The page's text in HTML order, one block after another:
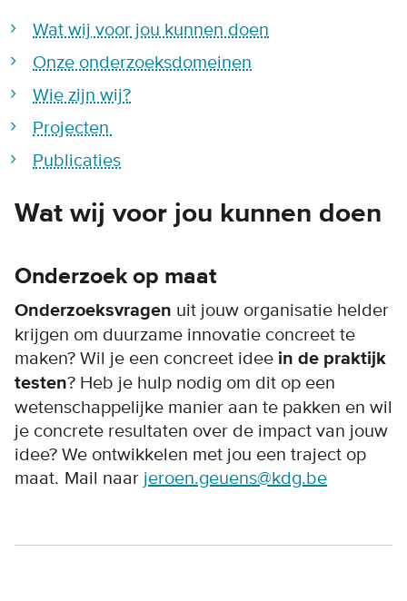
Wat wij voor jou kunnen doen
Onze onderzoeksdomeinen
Wie zijn wij?
Projecten
Publicaties
Wat wij voor jou kunnen doen
Onderzoek op maat
Onderzoeksvragen uit jouw organisatie helder
krijgen om duurzame innovatie concreet te
maken? Wil je een concreet idee in de praktijk
testen? Heb je hulp nodig om dit op een
wetenschappelijke manier aan te pakken en wil
je concrete resultaten over de impact van jouw
idee? We ontwikkelen met jou een traject op
maat. Mail naar jeroen.geuens@kdg.be